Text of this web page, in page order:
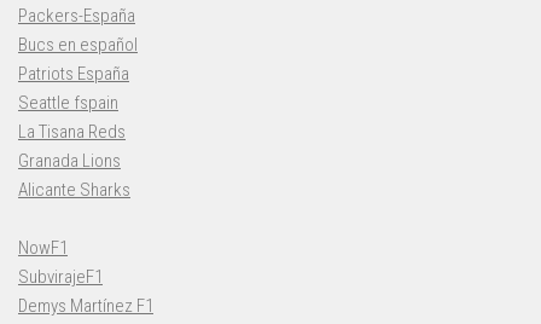
Packers-España
Bucs en español
Patriots España
Seattle fspain
La Tisana Reds
Granada Lions
Alicante Sharks
NowF1
SubvirajeF1
Demys Martínez F1